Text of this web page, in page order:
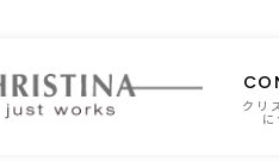
クリ